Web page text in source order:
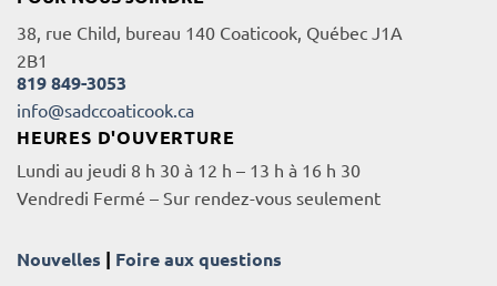
38, rue Child, bureau 140 Coaticook, Québec J1A
2B1
819 849-3053
info@sadccoaticook.ca
HEURES D'OUVERTURE
Lundi au jeudi 8 h 30 à 12 h – 13 h à 16 h 30
Vendredi Fermé – Sur rendez-vous seulement
Nouvelles | Foire aux questions